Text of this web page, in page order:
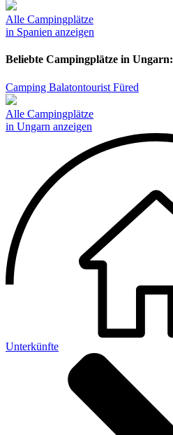
Alle Campingplätze
in Spanien anzeigen
Beliebte Campingplätze in Ungarn:
Camping Balatontourist Füred
Alle Campingplätze
in Ungarn anzeigen
Unterkünfte